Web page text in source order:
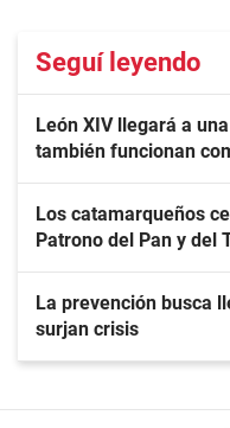
Seguí leyendo
León XIV llegará a
también funcionan
Los catamarqueños
Patrono del Pan y del
La prevención busca
surjan crisis